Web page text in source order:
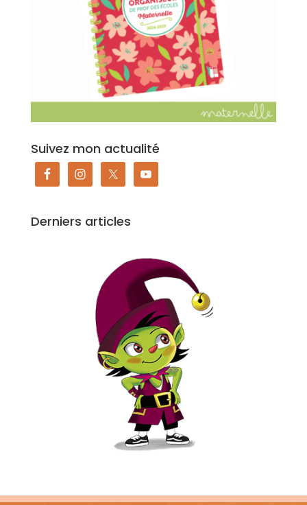
Suivez mon actualité
Derniers articles